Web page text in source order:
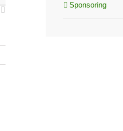
Sponsoring